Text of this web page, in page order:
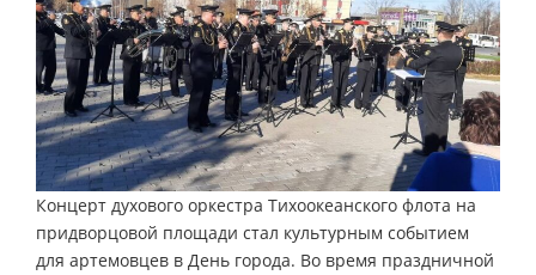
Концерт духового оркестра Тихоокеанского флота на
придворцовой площади стал культурным событием
для артемовцев в День города. Во время праздничной